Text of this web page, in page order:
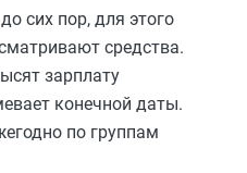
сих пор, для этого
средства.
зарплату
конечной даты.
по группам